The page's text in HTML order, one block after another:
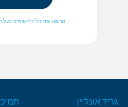
הראה את כל היישומים של
גריד אונליין